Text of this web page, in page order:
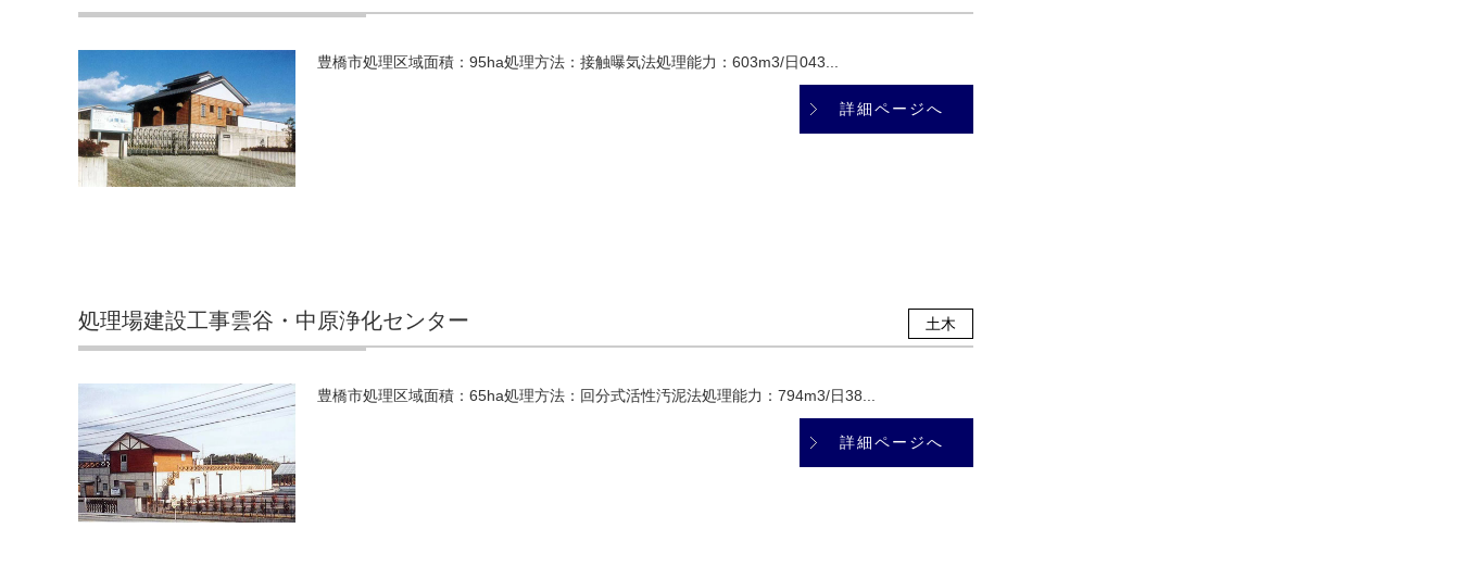
豊橋市処理区域面積：95ha処理方法：接触曝気法処理能力：603m3/日043...
詳細ページへ
土木
処理場建設工事雲谷・中原浄化センター
豊橋市処理区域面積：65ha処理方法：回分式活性汚泥法処理能力：794m3/日38...
詳細ページへ